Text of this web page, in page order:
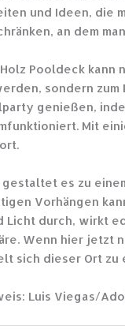
und Ideen, die
an dem
Pooldeck kann
sondern zum
genießen,
Mit
gestaltet es zu
Vorhängen
Licht durch, wirkt
Wenn hier jetzt
sich dieser Ort zu
Luis Viegas/